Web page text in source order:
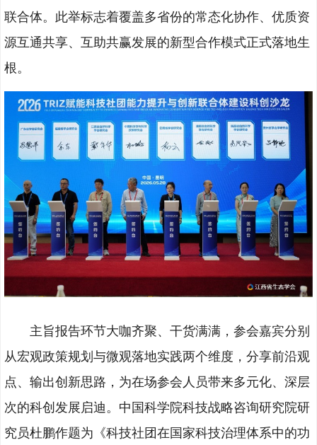
联合体。此举标志着覆盖多省份的常态化协作、优质资
源互通共享、互助共赢发展的新型合作模式正式落地生
根。
主旨报告环节大咖齐聚、干货满满，参会嘉宾分别
从宏观政策规划与微观落地实践两个维度，分享前沿观
点、输出创新思路，为在场参会人员带来多元化、深层
次的科创发展启迪。中国科学院科技战略咨询研究院研
究员杜鹏作题为《科技社团在国家科技治理体系中的功